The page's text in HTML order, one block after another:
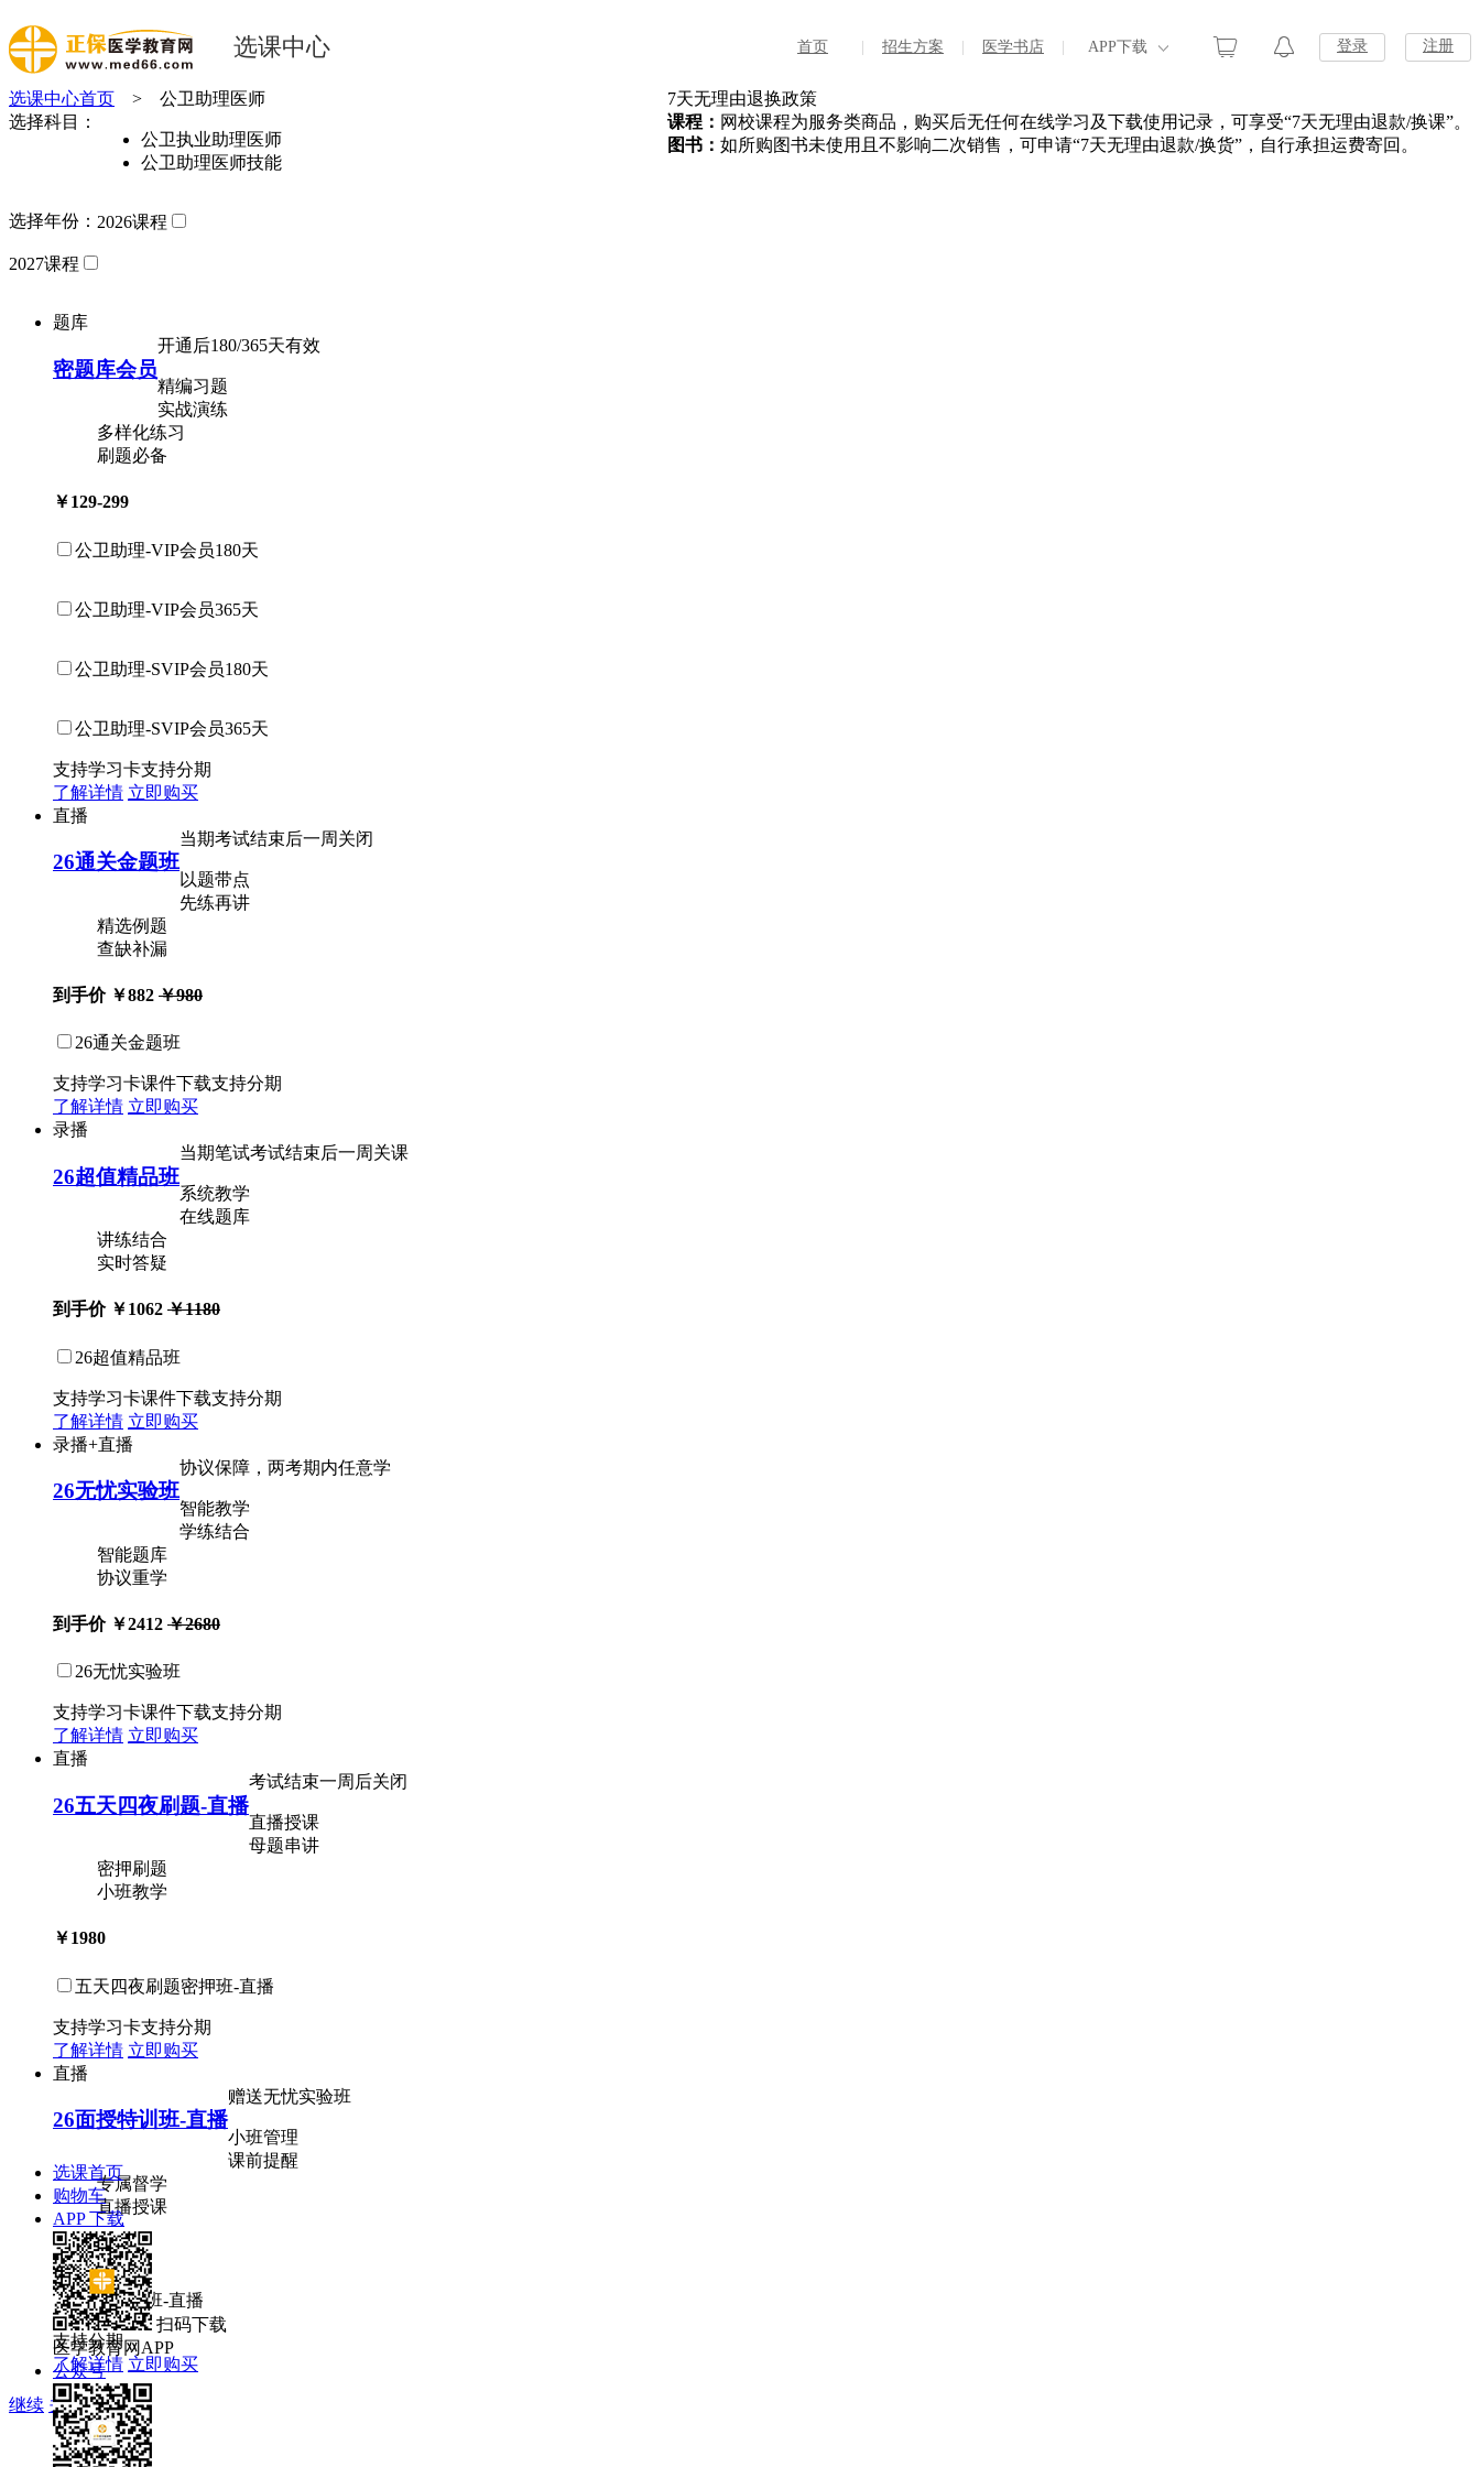
选课中心 登录 注册
首页 招生方案 医学书店 APP下载
选课中心首页 > 公卫助理医师
7天无理由退换政策
课程： 网校课程为服务类商品，购买后无任何在线学习及下载使用记录，可享受“7天无理由退款/换课”。
图书： 如所购图书未使用且不影响二次销售，可申请“7天无理由退款/换货”，自行承担运费寄回。
选择科目：
公卫执业助理医师
公卫助理医师技能
选择年份： 2026课程
2027课程
题库
密题库会员
开通后180/365天有效
精编习题
实战演练
多样化练习
刷题必备
￥129-299
公卫助理-VIP会员180天
公卫助理-VIP会员365天
公卫助理-SVIP会员180天
公卫助理-SVIP会员365天
支持学习卡支持分期
了解详情 立即购买
直播
26通关金题班
当期考试结束后一周关闭
以题带点
先练再讲
精选例题
查缺补漏
到手价 ￥882 ￥980
26通关金题班
支持学习卡课件下载支持分期
了解详情 立即购买
录播
26超值精品班
当期笔试考试结束后一周关课
系统教学
在线题库
讲练结合
实时答疑
到手价 ￥1062 ￥1180
26超值精品班
支持学习卡课件下载支持分期
了解详情 立即购买
录播+直播
26无忧实验班
协议保障，两考期内任意学
智能教学
学练结合
智能题库
协议重学
到手价 ￥2412 ￥2680
26无忧实验班
支持学习卡课件下载支持分期
了解详情 立即购买
直播
26五天四夜刷题-直播
考试结束一周后关闭
直播授课
母题串讲
密押刷题
小班教学
￥1980
五天四夜刷题密押班-直播
支持学习卡支持分期
了解详情 立即购买
直播
26面授特训班-直播
赠送无忧实验班
小班管理
课前提醒
专属督学
直播授课
￥5980
面授特训班-直播
支持分期
了解详情 立即购买
继续 关闭
选课首页
购物车
APP 下载
扫码下载
医学教育网APP
公众号